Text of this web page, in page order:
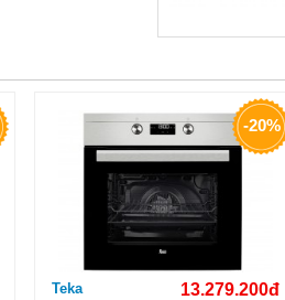
-20%
Teka 13.279.200đ